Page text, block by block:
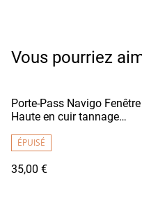
Vous pourriez
Porte-Pass Navigo Fenêtre
Haute en cuir tannage
Chocolat
ÉPUISÉ
35,00 €